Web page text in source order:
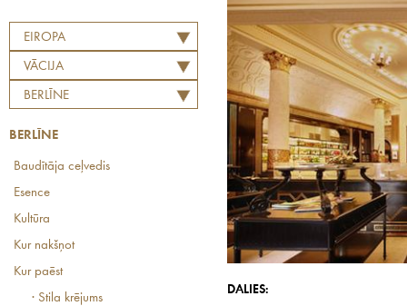
EIROPA
VĀCIJA
BERLĪNE
BERLĪNE
Baudītāja ceļvedis
Esence
Kultūra
Kur nakšņot
Kur paēst
· Stila krējums
DALIES: